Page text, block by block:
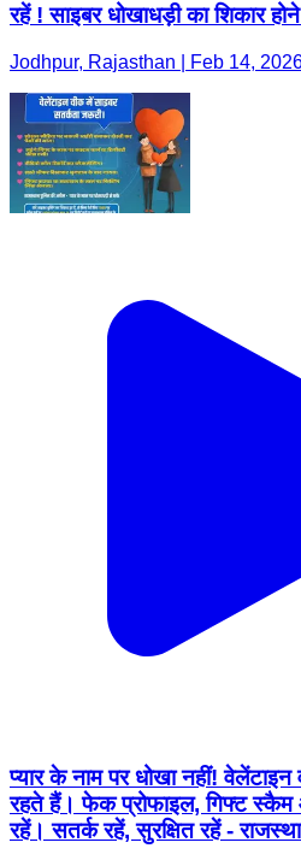
रहें ! साइबर धोखाधड़ी का शिकार
Jodhpur, Rajasthan | Feb 14,
प्यार के नाम पर धोखा नहीं!
रहते हैं। फेक प्रोफाइल, गिफ्ट स्कैम
रहें। सतर्क रहें, सुरक्षित रहें -